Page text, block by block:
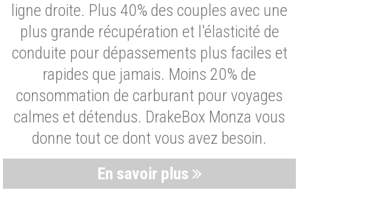
ligne droite. Plus 40% des couples avec une
plus grande récupération et l'élasticité de
conduite pour dépassements plus faciles et
rapides que jamais. Moins 20% de
consommation de carburant pour voyages
calmes et détendus. DrakeBox Monza vous
donne tout ce dont vous avez besoin.
En savoir plus